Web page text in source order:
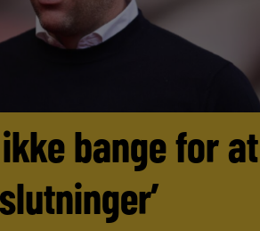
ikke bange for at